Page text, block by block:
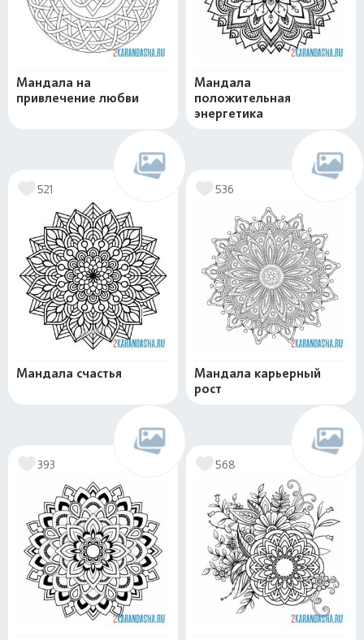
Мандала на
привлечение любви
Мандала
положительная
энергетика
521
Мандала счастья
536
Мандала карьерный
рост
393 568